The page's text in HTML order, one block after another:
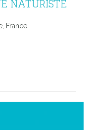
France